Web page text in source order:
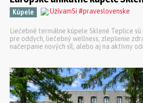
Kúpele
Liečebné termálne kúpele Sklené Teplice
pre oddych, liečebný wellness, zlepšenie
načerpanie nových síl, alebo aj na aktívny